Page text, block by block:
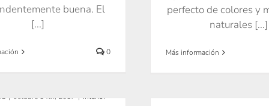
perfecto de colores y
naturales [...]
Más información
buena. El
[...]
0
| octubre 14th, 2017 | Interior
Paredes